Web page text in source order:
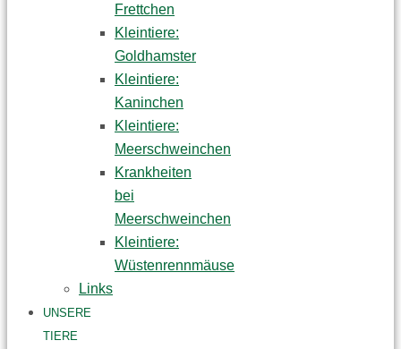
Frettchen
Kleintiere:
Goldhamster
Kleintiere:
Kaninchen
Kleintiere:
Meerschweinchen
Krankheiten
bei
Meerschweinchen
Kleintiere:
Wüstenrennmäuse
Links
UNSERE
TIERE